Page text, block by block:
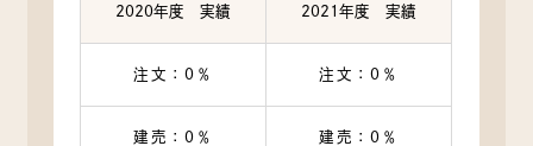
2020年度 実績 2021年度 実績
注文：0％ 注文：0％
建売：0％ 建売：0％